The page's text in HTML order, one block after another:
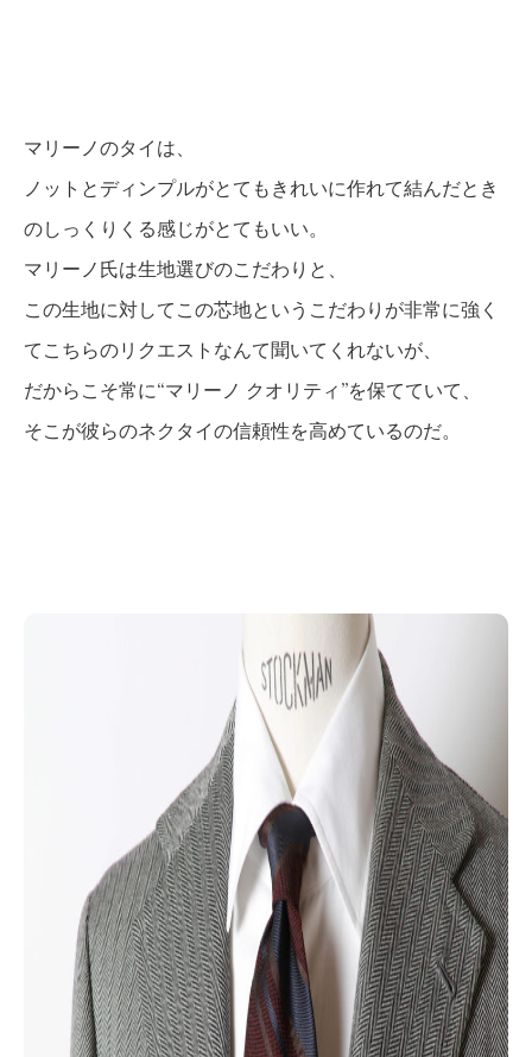
マリーノのタイは、
ノットとディンプルがとてもきれいに作れて結んだとき
のしっくりくる感じがとてもいい。
マリーノ氏は生地選びのこだわりと、
この生地に対してこの芯地というこだわりが非常に強く
てこちらのリクエストなんて聞いてくれないが、
だからこそ常に“マリーノ クオリティ”を保てていて、
そこが彼らのネクタイの信頼性を高めているのだ。